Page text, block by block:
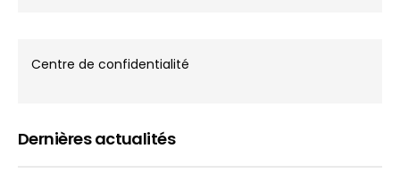
Centre de confidentialité
Dernières actualités